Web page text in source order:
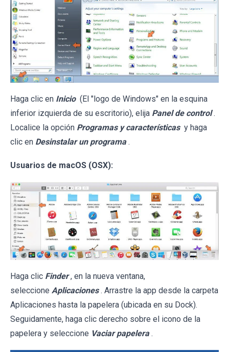
Haga clic en Inicio (El "logo de Windows" en la esquina
inferior izquierda de su escritorio), elija Panel de control .
Localice la opción Programas y características y haga
clic en Desinstalar un programa .
Usuarios de macOS (OSX):
Haga clic Finder , en la nueva ventana,
seleccione Aplicaciones . Arrastre la app desde la carpeta
Aplicaciones hasta la papelera (ubicada en su Dock).
Seguidamente, haga clic derecho sobre el icono de la
papelera y seleccione Vaciar papelera .